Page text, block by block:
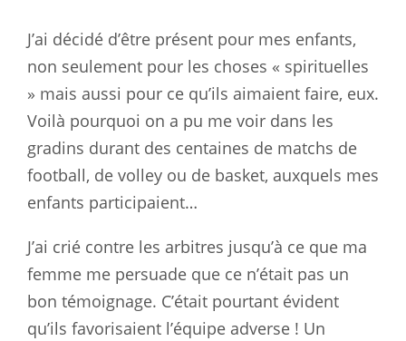
J’ai décidé d’être présent pour mes enfants,
non seulement pour les choses « spirituelles
» mais aussi pour ce qu’ils aimaient faire, eux.
Voilà pourquoi on a pu me voir dans les
gradins durant des centaines de matchs de
football, de volley ou de basket, auxquels mes
enfants participaient…
J’ai crié contre les arbitres jusqu’à ce que ma
femme me persuade que ce n’était pas un
bon témoignage. C’était pourtant évident
qu’ils favorisaient l’équipe adverse ! Un